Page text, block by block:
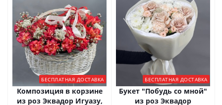
БЕСПЛАТНАЯ ДОСТАВКА
Композиция в корзине
из роз Эквадор Игуазу,
БЕСПЛАТНАЯ ДОСТАВКА
Букет "Побудь со мной"
из роз Эквадор